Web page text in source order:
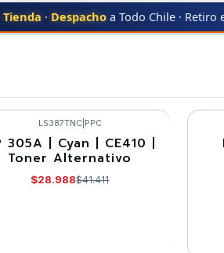
Tienda · Despacho a Todo Chile · Retiro
MFP-M351
LS387TNC| PPC
305A | Cyan | CE410 |
Toner Alternativo
$28.988$41.411
-